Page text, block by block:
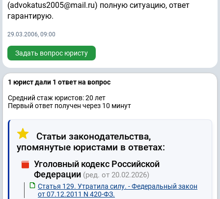
(advokatus2005@mail.ru) полную ситуацию, ответ
гарантирую.
29.03.2006, 09:00
Задать вопрос юристу
1 юрист дали 1 ответ на вопрос
Средний стаж юристов: 20 лет
Первый ответ получен через 10 минут
Статьи законодательства,
упомянутые юристами в ответах:
Уголовный кодекс Российской
Федерации (ред. от 20.02.2026)
Статья 129. Утратила силу. - Федеральный закон
от 07.12.2011 N 420-ФЗ.